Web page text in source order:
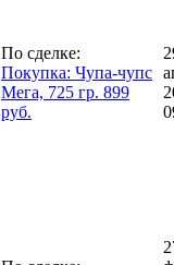
По сделке:
Покупка: Чупа-чупс
Мега, 725 гр. 899
руб.